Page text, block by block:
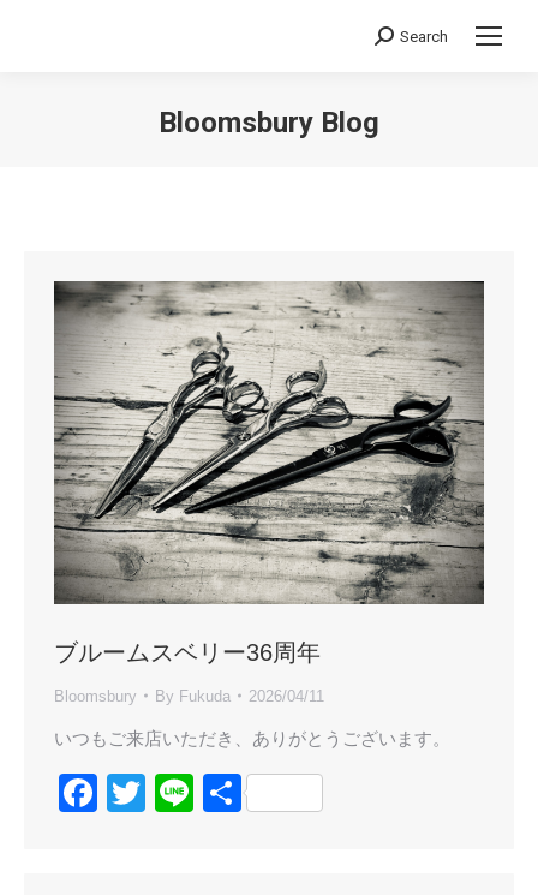
Search:
Search
Bloomsbury Blog
ブルームスベリー36周年
Bloomsbury By Fukuda 2026/04/11
いつもご来店いただき、ありがとうございます。
Facebook
Twitter
Line共